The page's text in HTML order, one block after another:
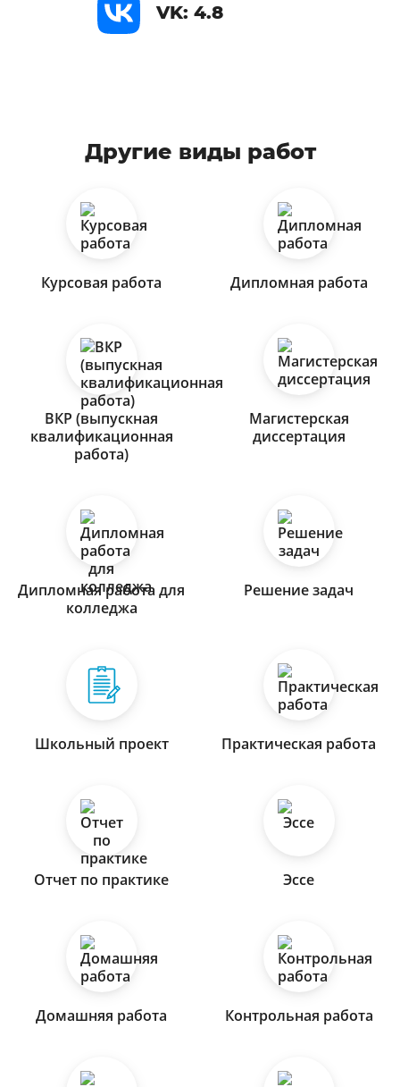
VK: 4.8
Другие виды работ
Курсовая работа Дипломная работа
ВКР (выпускная
квалификационная
работа)
Магистерская
диссертация
Дипломная работа для
колледжа
Решение задач
Школьный проект Практическая работа
Отчет по практике Эссе
Домашняя работа Контрольная работа